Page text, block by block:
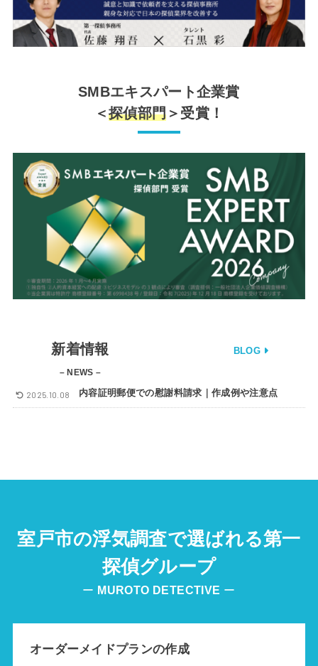
SMBエキスパート企業賞
＜探偵部門 ＞受賞！
新着情報
– NEWS –
BLOG
内容証明郵便での慰謝料請求｜作成例や注意点
2025.10.08
室戸市の浮気調査で選ばれる第一
探偵グループ
ー MUROTO DETECTIVE ー
オーダーメイドプランの作成